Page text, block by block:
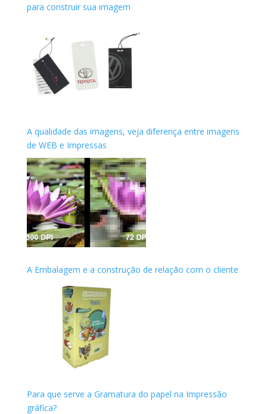
para construir sua imagem
A qualidade das imagens, veja diferença entre imagens
de WEB e Impressas
A Embalagem e a construção de relação com o cliente
Para que serve a Gramatura do papel na Impressão
gráfica?